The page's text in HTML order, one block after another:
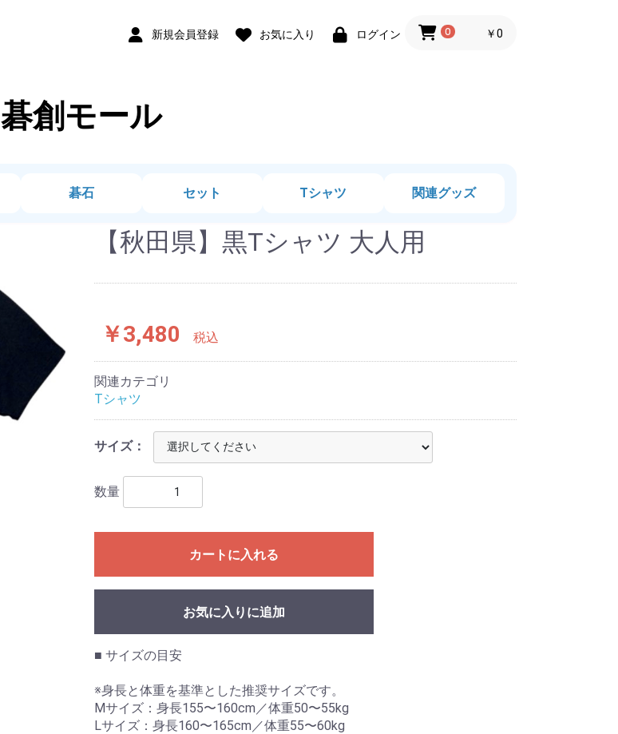
新規会員登録 お気に入り ログイン 0 ￥0
碁創モール
碁石 セット Tシャツ 関連グッズ
【秋田県】黒Tシャツ 大人用
￥3,480 税込
関連カテゴリ
Tシャツ
サイズ：
数量
カートに入れる
お気に入りに追加
■ サイズの目安
※身長と体重を基準とした推奨サイズです。
Mサイズ：身長155〜160cm／体重50〜55kg
Lサイズ：身長160〜165cm／体重55〜60kg